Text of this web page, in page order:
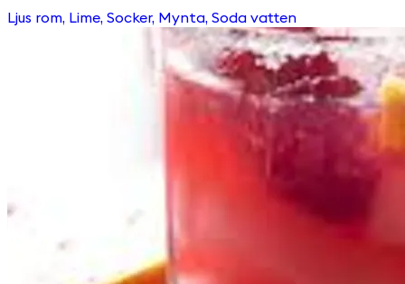
Ljus rom, Lime, Socker, Mynta, Soda vatten